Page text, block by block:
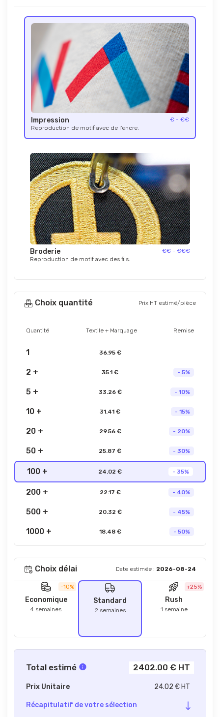
Impression
€ - €€
Reproduction de motif avec de l’encre.
Broderie
€€ - €€€
Reproduction de motif avec des fils.
Choix quantité Prix HT estimé/pièce
Quantité Textile + Marquage Remise
1 36.95 €
2 + 35.1 € - 5%
5 + 33.26 € - 10%
10 + 31.41 € - 15%
20 + 29.56 € - 20%
50 + 25.87 € - 30%
100 + 24.02 € - 35%
200 + 22.17 € - 40%
500 + 20.32 € - 45%
1000 + 18.48 € - 50%
Choix délai Date estimée : 2026-08-24
-10%
Economique
4 semaines
Standard
2 semaines
+25%
Rush
1 semaine
Total estimé 2402.00 € HT
Prix Unitaire 24.02 € HT
Récapitulatif de votre sélection